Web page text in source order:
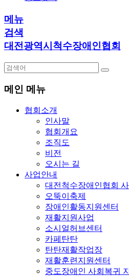
메뉴
검색
대전광역시척수장애인협회
메인 메뉴
협회소개
인사말
협회개요
조직도
비전
오시는 길
사업안내
대전척수장애인협회
오뚝이축제
장애인활동지원센터
재활지원사업
소시얼허브센터
카페탄탄
탄탄재활작업장
재활훈련지원센터
중도장애인 사회복귀